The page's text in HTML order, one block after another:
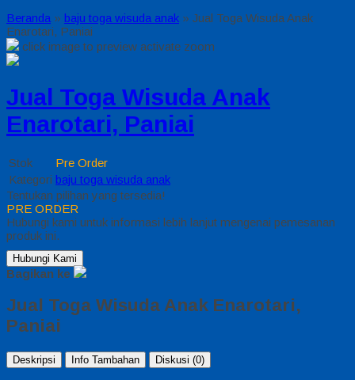
Beranda » baju toga wisuda anak » Jual Toga Wisuda Anak
Enarotari, Paniai
click image to preview activate zoom
Jual Toga Wisuda Anak
Enarotari, Paniai
Stok
Pre Order
Kategori baju toga wisuda anak
Tentukan pilihan yang tersedia!
PRE ORDER
Hubungi kami untuk informasi lebih lanjut mengenai pemesanan
produk ini.
Hubungi Kami
Bagikan ke
Jual Toga Wisuda Anak Enarotari,
Paniai
Deskripsi Info Tambahan Diskusi (0)